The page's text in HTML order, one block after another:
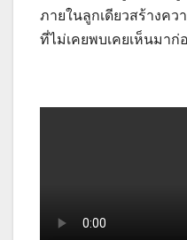
ภายในลูกเดียวสร้างค
ที่ไม่เคยพบเคยเห็นมาก่